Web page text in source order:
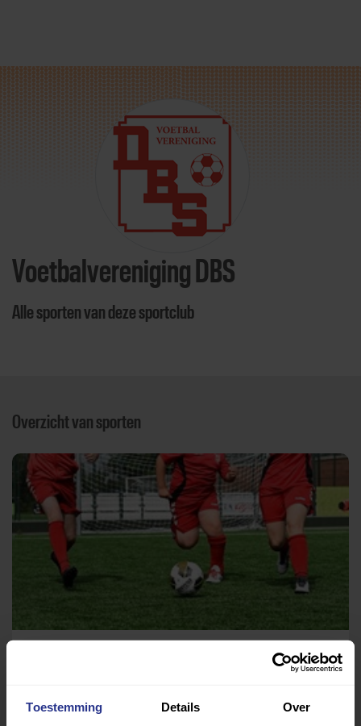
Toestemming Details Over
Direct door naar content
Voetbalvereniging DBS
Alle sporten van deze sportclub
Overzicht van sporten